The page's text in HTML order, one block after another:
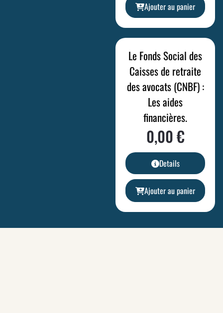
Ajouter au panier
Le Fonds Social des
Caisses de retraite
des avocats (CNBF) :
Les aides
financières.
0,00€
Details
Ajouter au panier